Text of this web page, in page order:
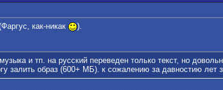
как-никак ).
и тп. на русский переведен только текст, но
залить образ (600+ МБ). к сожалению за давностию лет